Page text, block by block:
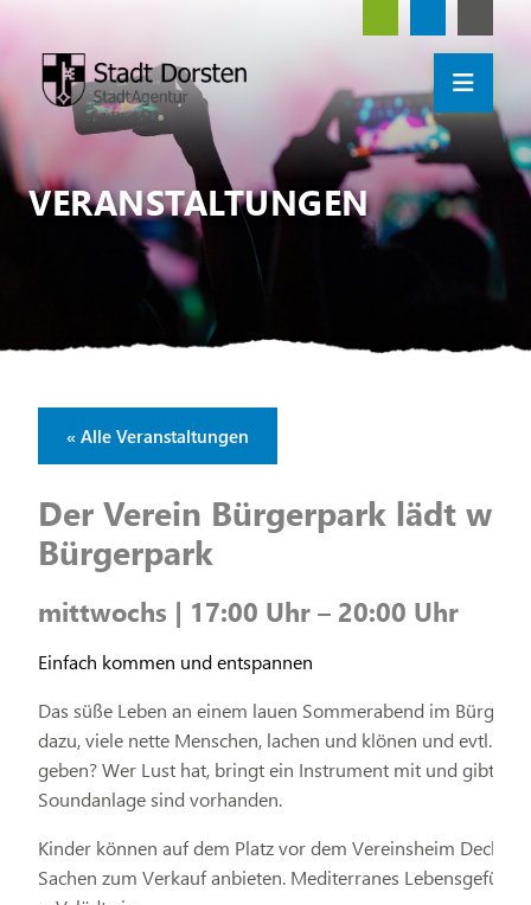
VERANSTALTUNGEN
« Alle Veranstaltungen
Der Verein Bürgerpark lädt
Bürgerpark
mittwochs | 17:00 Uhr – 20:00 Uhr
Einfach kommen und entspannen
Das süße Leben an einem lauen Sommerabend im
dazu, viele nette Menschen, lachen und klönen und evtl.
geben? Wer Lust hat, bringt ein Instrument mit und gibt
Soundanlage sind vorhanden.
Kinder können auf dem Platz vor dem Vereinsheim
Sachen zum Verkauf anbieten. Mediterranes